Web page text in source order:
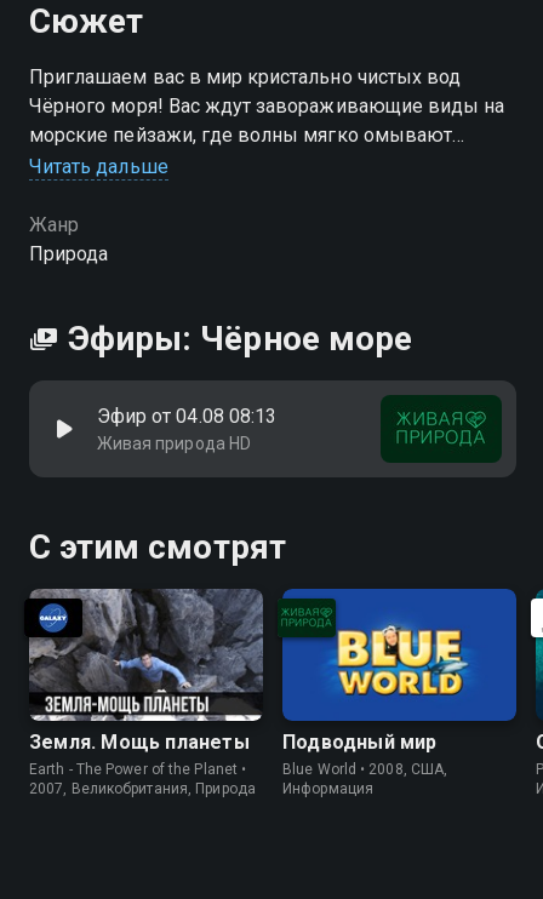
Сюжет
Приглашаем вас в мир кристально чистых вод
Чёрного моря! Вас ждут завораживающие виды на
морские пейзажи, где волны мягко омывают
золотистые пляжи, а солнечный свет отражается в
Читать дальше
Жанр
Природа
Эфиры: Чёрное море
Эфир от 04.08 08:13
Живая природа HD
С этим смотрят
Земля. Мощь планеты
Earth - The Power of the Planet •
2007, Великобритания, Природа
Подводный мир
Blue World • 2008, США,
Информация